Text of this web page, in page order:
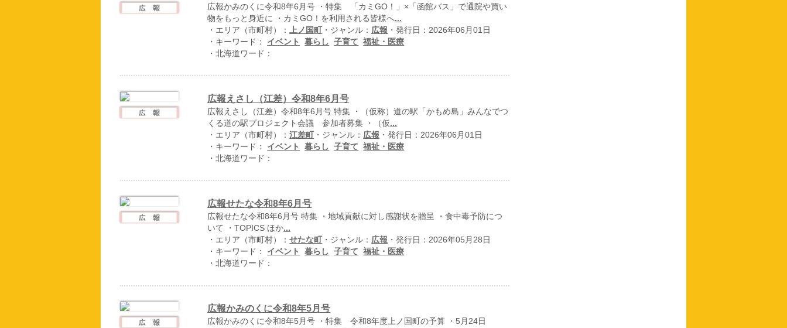
広報かみのくに令和8年6月号 ・特集 「カミGO！」×「函館バス」で通院や買い
物をもっと身近に ・カミGO！を利用される皆様へ...
・エリア（市町村）：
上ノ国町・ジャンル： 広報 ・発行日：2026年06月01日
・キーワード： イベント 暮らし 子育て
福祉・医療
・北海道ワード：
広報えさし（江差）令和8年6月号
広報えさし（江差）令和8年6月号 特集 ・（仮称）道の駅「かもめ島」みんなでつ
くる道の駅プロジェクト会議 参加者募集 ・（仮...
・エリア（市町村）：江差町・ジャンル： 広報 ・発行日：2026年06月01日
・キーワード： イベント 暮らし 子育て
福祉・医療
・北海道ワード：
広報せたな令和8年6月号
広報せたな令和8年6月号 特集 ・地域貢献に対し感謝状を贈呈 ・食中毒予防につ
いて ・TOPICS ほか...
・エリア（市町村）：せたな町 ・ジャンル： 広報 ・発行日：2026年05月28日
・キーワード： イベント 暮らし 子育て
福祉・医療
・北海道ワード：
広報かみのくに令和8年5月号
広報かみのくに令和8年5月号 ・特集 令和8年度上ノ国町の予算 ・5月24日